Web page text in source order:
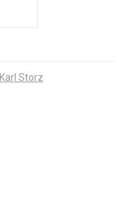
Karl Storz